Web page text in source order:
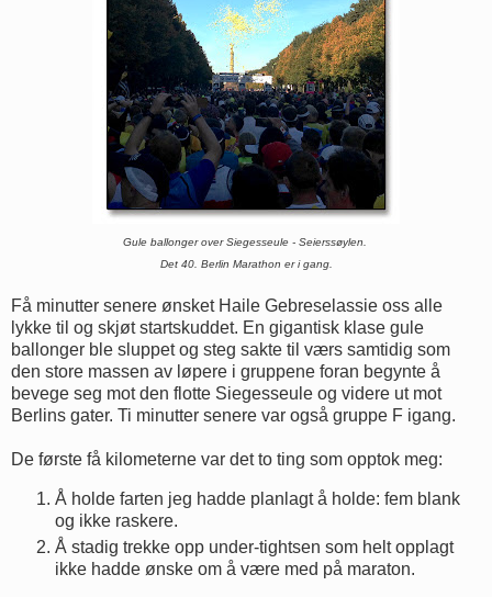
Gule ballonger over Siegesseule - Seierssøylen.
Det 40. Berlin Marathon er i gang.
Få minutter senere ønsket Haile Gebreselassie oss alle
lykke til og skjøt startskuddet. En gigantisk klase gule
ballonger ble sluppet og steg sakte til værs samtidig som
den store massen av løpere i gruppene foran begynte å
bevege seg mot den flotte Siegesseule og videre ut mot
Berlins gater. Ti minutter senere var også gruppe F igang.
De første få kilometerne var det to ting som opptok meg:
Å holde farten jeg hadde planlagt å holde: fem blank
og ikke raskere.
Å stadig trekke opp under-tightsen som helt opplagt
ikke hadde ønske om å være med på maraton.